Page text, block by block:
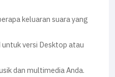
keluaran suara yang
versi Desktop atau
dan multimedia Anda.